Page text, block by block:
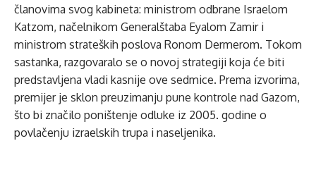
članovima svog kabineta: ministrom odbrane Israelom
Katzom, načelnikom Generalštaba Eyalom Zamir i
ministrom strateških poslova Ronom Dermerom. Tokom
sastanka, razgovaralo se o novoj strategiji koja će biti
predstavljena vladi kasnije ove sedmice. Prema izvorima,
premijer je sklon preuzimanju pune kontrole nad Gazom,
što bi značilo poništenje odluke iz 2005. godine o
povlačenju izraelskih trupa i naseljenika.